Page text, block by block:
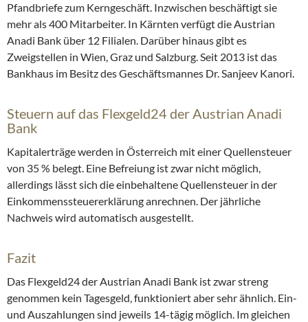
Pfandbriefe zum Kerngeschäft. Inzwischen beschäftigt sie
mehr als 400 Mitarbeiter. In Kärnten verfügt die Austrian
Anadi Bank über 12 Filialen. Darüber hinaus gibt es
Zweigstellen in Wien, Graz und Salzburg. Seit 2013 ist das
Bankhaus im Besitz des Geschäftsmannes Dr. Sanjeev Kanori.
Steuern auf das Flexgeld24 der Austrian Anadi
Bank
Kapitalerträge werden in Österreich mit einer Quellensteuer
von 35 % belegt. Eine Befreiung ist zwar nicht möglich,
allerdings lässt sich die einbehaltene Quellensteuer in der
Einkommenssteuererklärung anrechnen. Der jährliche
Nachweis wird automatisch ausgestellt.
Fazit
Das Flexgeld24 der Austrian Anadi Bank ist zwar streng
genommen kein Tagesgeld, funktioniert aber sehr ähnlich. Ein-
und Auszahlungen sind jeweils 14-tägig möglich. Im gleichen